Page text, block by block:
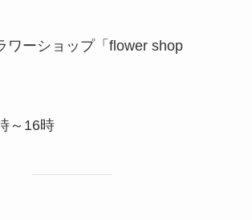
ワーショップ「flower shop
～16時